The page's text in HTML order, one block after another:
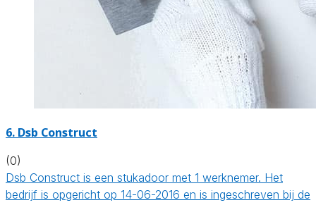
6. Dsb Construct
(0)
Dsb Construct is een stukadoor met 1 werknemer. Het
bedrijf is opgericht op 14-06-2016 en is ingeschreven bij de